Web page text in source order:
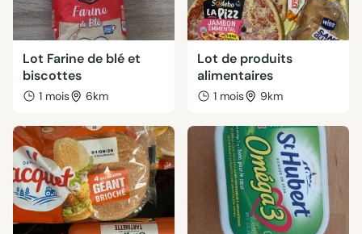
Lot Farine de blé et
biscottes
1 mois 6km
Lot de produits
alimentaires
1 mois 9km